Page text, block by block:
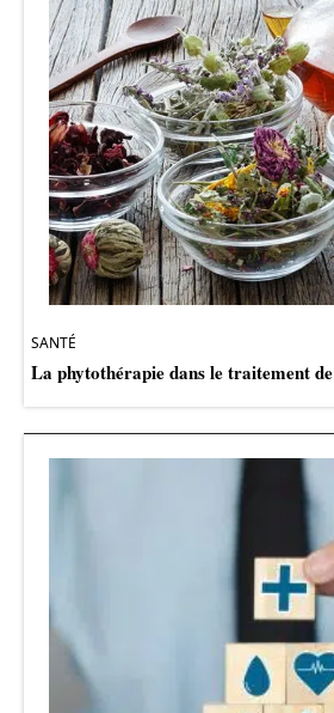
SANTÉ
La phytothérapie dans le traitement